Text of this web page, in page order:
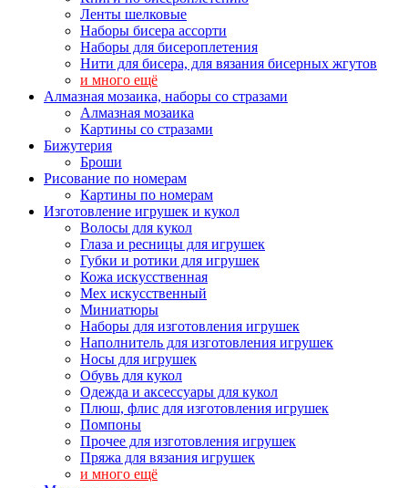
Ленты шелковые
Наборы бисера ассорти
Наборы для бисероплетения
Нити для бисера, для вязания бисерных жгутов
и много ещё
Алмазная мозаика, наборы со стразами
Алмазная мозаика
Картины co стразами
Бижутерия
Броши
Рисование по номерам
Картины по номерам
Изготовление игрушек и кукол
Волосы для кукол
Глаза и ресницы для игрушек
Губки и ротики для игрушек
Кожа искусственная
Мех искусственный
Миниатюры
Наборы для изготовления игрушек
Наполнитель для изготовления игрушек
Носы для игрушек
Обувь для кукол
Одежда и аксессуары для кукол
Плюш, флис для изготовления игрушек
Помпоны
Прочее для изготовления игрушек
Пряжа для вязания игрушек
и много ещё